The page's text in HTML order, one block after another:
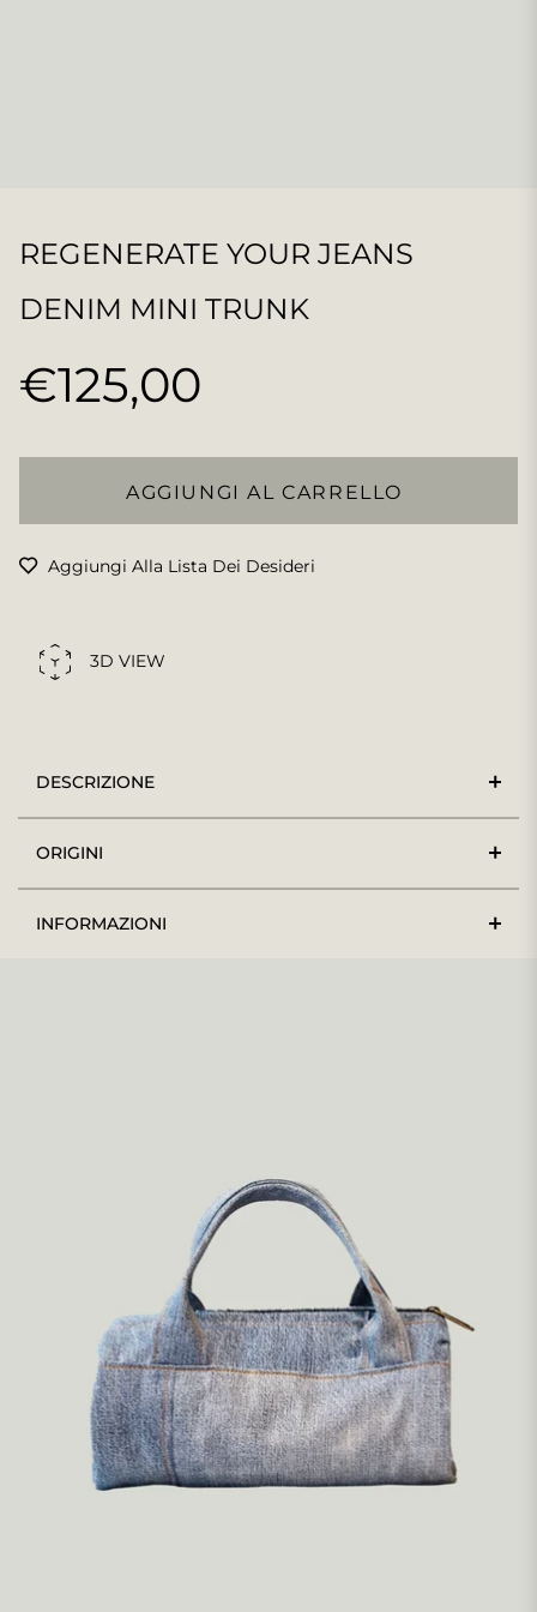
REGENERATE YOUR JEANS
DENIM MINI TRUNK
Prezzo
€125,00
AGGIUNGI AL CARRELLO
Aggiungi Alla Lista Dei Desideri
3D VIEW
DESCRIZIONE
ORIGINI
INFORMAZIONI